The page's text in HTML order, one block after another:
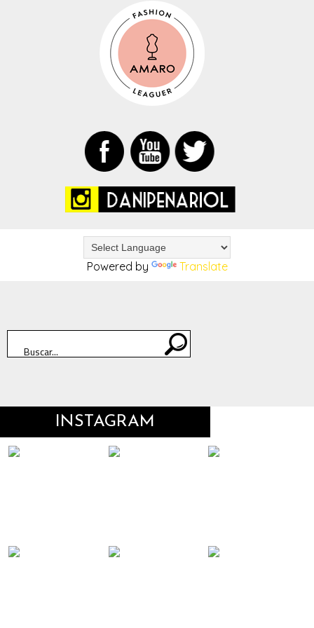
Powered by Translate
INSTAGRAM